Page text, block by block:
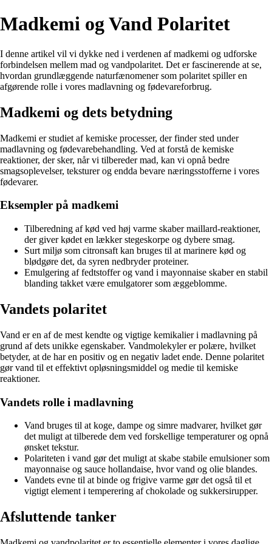
Madkemi og Vand Polaritet
I denne artikel vil vi dykke ned i verdenen af madkemi og udforske
forbindelsen mellem mad og vandpolaritet. Det er fascinerende at se,
hvordan grundlæggende naturfænomener som polaritet spiller en
afgørende rolle i vores madlavning og fødevareforbrug.
Madkemi og dets betydning
Madkemi er studiet af kemiske processer, der finder sted under
madlavning og fødevarebehandling. Ved at forstå de kemiske
reaktioner, der sker, når vi tilbereder mad, kan vi opnå bedre
smagsoplevelser, teksturer og endda bevare næringsstofferne i vores
fødevarer.
Eksempler på madkemi
Tilberedning af kød ved høj varme skaber maillard-reaktioner,
der giver kødet en lækker stegeskorpe og dybere smag.
Surt miljø som citronsaft kan bruges til at marinere kød og
blødgøre det, da syren nedbryder proteiner.
Emulgering af fedtstoffer og vand i mayonnaise skaber en stabil
blanding takket være emulgatorer som æggeblomme.
Vandets polaritet
Vand er en af de mest kendte og vigtige kemikalier i madlavning på
grund af dets unikke egenskaber. Vandmolekyler er polære, hvilket
betyder, at de har en positiv og en negativ ladet ende. Denne polaritet
gør vand til et effektivt opløsningsmiddel og medie til kemiske
reaktioner.
Vandets rolle i madlavning
Vand bruges til at koge, dampe og simre madvarer, hvilket gør
det muligt at tilberede dem ved forskellige temperaturer og opnå
ønsket tekstur.
Polariteten i vand gør det muligt at skabe stabile emulsioner som
mayonnaise og sauce hollandaise, hvor vand og olie blandes.
Vandets evne til at binde og frigive varme gør det også til et
vigtigt element i temperering af chokolade og sukkersirupper.
Afsluttende tanker